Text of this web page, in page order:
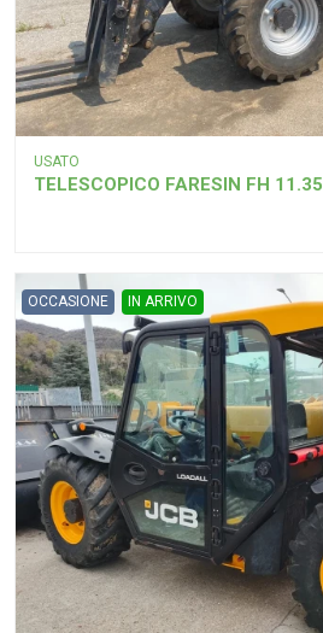
USATO
TELESCOPICO FARESIN FH 11.35
OCCASIONE IN ARRIVO